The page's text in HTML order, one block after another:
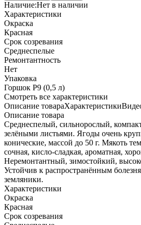
Наличие:Нет в наличии
Характеристики
Окраска
Красная
Срок созревания
Среднеспелые
Ремонтантность
Нет
Упаковка
Горшок Р9 (0,5 л)
Cмотреть все характеристики
Описание товараХарактеристики
Описание товара
Среднеспелый, сильнорослый,
зелёными листьями. Ягоды очень
конические, массой до 50 г. Мякоть
сочная, кисло-сладкая, ароматная,
Неремонтантный, зимостойкий,
Устойчив к распространённым
земляники.
Характеристики
Окраска
Красная
Срок созревания